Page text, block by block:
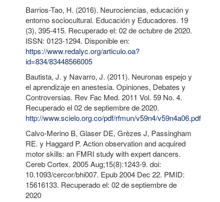
Barrios-Tao, H. (2016). Neurociencias, educación y
entorno sociocultural. Educación y Educadores. 19
(3), 395-415. Recuperado el: 02 de octubre de 2020.
ISSN: 0123-1294. Disponible en:
https://www.redalyc.org/articulo.oa?
id=834/83448566005
Bautista, J. y Navarro, J. (2011). Neuronas espejo y
el aprendizaje en anestesia. Opiniones, Debates y
Controversias. Rev Fac Med. 2011 Vol. 59 No. 4.
Recuperado el 02 de septiembre de 2020.
http://www.scielo.org.co/pdf/rfmun/v59n4/v59n4a06.pdf
Calvo-Merino B, Glaser DE, Grèzes J, Passingham
RE. y Haggard P. Action observation and acquired
motor skills: an FMRI study with expert dancers.
Cereb Cortex. 2005 Aug;15(8):1243-9. doi:
10.1093/cercor/bhi007. Epub 2004 Dec 22. PMID:
15616133. Recuperado el: 02 de septiembre de
2020